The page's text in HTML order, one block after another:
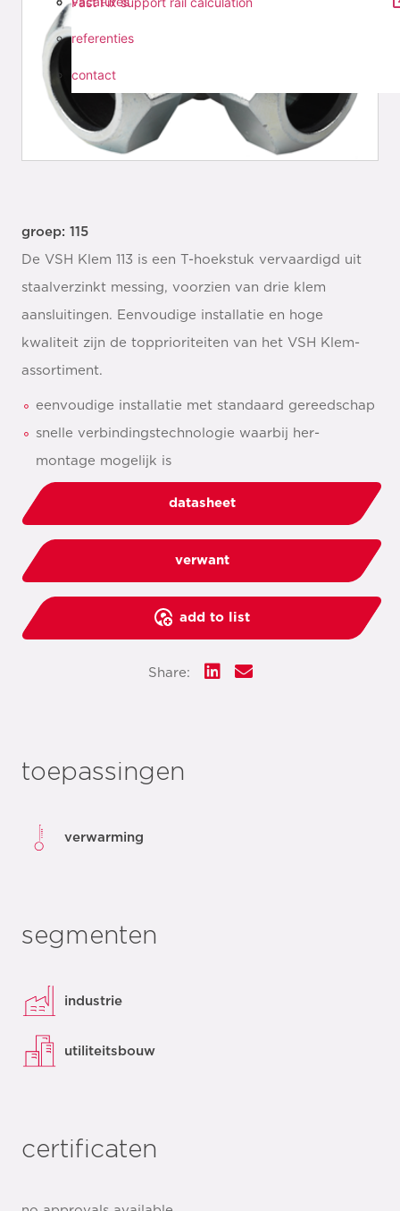
referenties
contact
groep: 115
De VSH Klem 113 is een T-hoekstuk vervaardigd uit
staalverzinkt messing, voorzien van drie klem
aansluitingen. Eenvoudige installatie en hoge
kwaliteit zijn de topprioriteiten van het VSH Klem-
assortiment.
eenvoudige installatie met standaard gereedschap
snelle verbindingstechnologie waarbij her-
montage mogelijk is
datasheet
verwant
add to list
Share:
toepassingen
verwarming
segmenten
industrie
utiliteitsbouw
certificaten